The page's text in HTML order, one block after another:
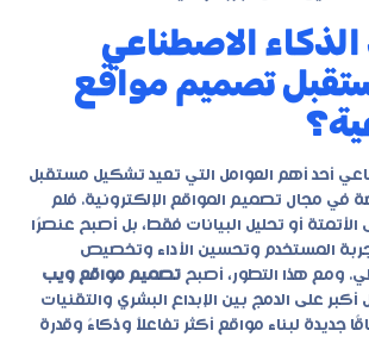
الاصطناعي
تصميم مواقع
أحد أهم العوامل التي تعيد تشكيل مستقبل
في مجال تصميم المواقع الإلكترونية. فلم
أو تحليل البيانات فقط، بل أصبح عنصرًا
المستخدم وتحسين الأداء وتخصيص
ومع هذا التطور، أصبح تصميم مواقع ويب
على الدمج بين الإبداع البشري والتقنيات
جديدة لبناء مواقع أكثر تفاعلاً وذكاءً وقدرة